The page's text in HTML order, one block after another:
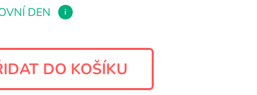
DEN i